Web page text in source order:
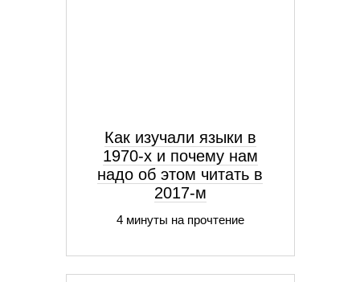
Как изучали языки в
1970-х и почему нам
надо об этом читать в
2017-м
4 минуты на прочтение